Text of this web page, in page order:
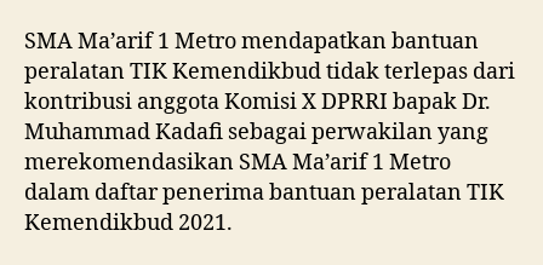
SMA Ma’arif 1 Metro mendapatkan bantuan
peralatan TIK Kemendikbud tidak terlepas dari
kontribusi anggota Komisi X DPRRI bapak Dr.
Muhammad Kadafi sebagai perwakilan yang
merekomendasikan SMA Ma’arif 1 Metro
dalam daftar penerima bantuan peralatan TIK
Kemendikbud 2021.